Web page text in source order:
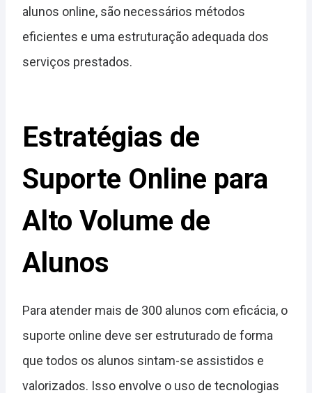
alunos online, são necessários métodos
eficientes e uma estruturação adequada dos
serviços prestados.
Estratégias de
Suporte Online para
Alto Volume de
Alunos
Para atender mais de 300 alunos com eficácia, o
suporte online deve ser estruturado de forma
que todos os alunos sintam-se assistidos e
valorizados. Isso envolve o uso de tecnologias